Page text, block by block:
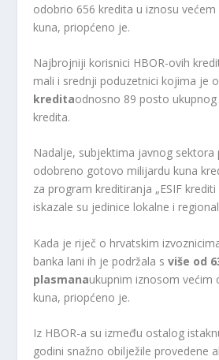
odobrio 656 kredita u iznosu
kuna, priopćeno je.
Najbrojniji korisnici HBOR-ovih
mali i srednji poduzetnici kojima je
kreditaodnosno 89 posto
kredita.
Nadalje, subjektima javnog sektora
odobreno gotovo milijardu kuna
za program kreditiranja „ESIF
iskazale su jedinice lokalne i
Kada je riječ o hrvatskim
banka lani ih je podržala sviše od
plasmanaukupnim iznosom većim
kuna, priopćeno je.
Iz HBOR-a su između ostalog
godini snažno obilježile provedene